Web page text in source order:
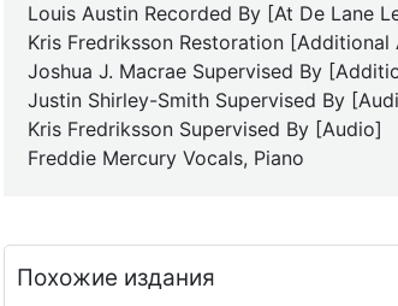
Louis Austin Recorded By [At De Lane
Kris Fredriksson Restoration [Additional
Joshua J. Macrae Supervised By
Justin Shirley-Smith Supervised By
Kris Fredriksson Supervised By [Audio]
Freddie Mercury Vocals, Piano
Похожие издания